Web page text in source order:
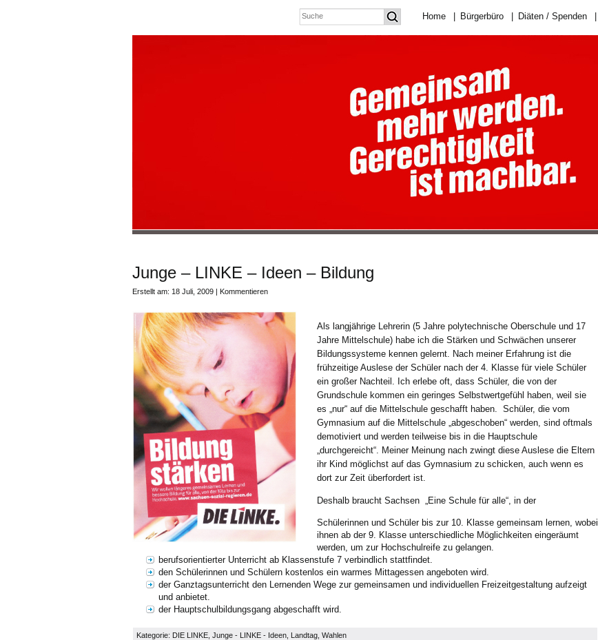
Home Bürgerbüro Diäten / Spenden
Junge – LINKE – Ideen – Bildung
Erstellt am: 18 Juli, 2009 | Kommentieren
Als langjährige Lehrerin (5 Jahre polytechnische Oberschule und 17
Jahre Mittelschule) habe ich die Stärken und Schwächen unserer
Bildungssysteme kennen gelernt. Nach meiner Erfahrung ist die
frühzeitige Auslese der Schüler nach der 4. Klasse für viele Schüler
ein großer Nachteil. Ich erlebe oft, dass Schüler, die von der
Grundschule kommen ein geringes Selbstwertgefühl haben, weil sie
es „nur“ auf die Mittelschule geschafft haben. Schüler, die vom
Gymnasium auf die Mittelschule „abgeschoben“ werden, sind oftmals
demotiviert und werden teilweise bis in die Hauptschule
„durchgereicht“. Meiner Meinung nach zwingt diese Auslese die Eltern
ihr Kind möglichst auf das Gymnasium zu schicken, auch wenn es
dort zur Zeit überfordert ist.
Deshalb braucht Sachsen „Eine Schule für alle“, in der
Schülerinnen und Schüler bis zur 10. Klasse gemeinsam lernen, wobei
ihnen ab der 9. Klasse unterschiedliche Möglichkeiten eingeräumt
werden, um zur Hochschulreife zu gelangen.
berufsorientierter Unterricht ab Klassenstufe 7 verbindlich stattfindet.
den Schülerinnen und Schülern kostenlos ein warmes Mittagessen angeboten wird.
der Ganztagsunterricht den Lernenden Wege zur gemeinsamen und individuellen Freizeitgestaltung aufzeigt
und anbietet.
der Hauptschulbildungsgang abgeschafft wird.
Kategorie: DIE LINKE Junge - LINKE - Ideen Landtag Wahlen